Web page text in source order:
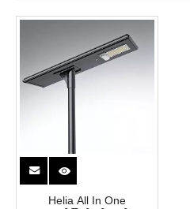
Helia All In One